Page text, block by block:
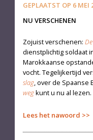
GEPLAATST OP 6 MEI
NU VERSCHENEN
Zojuist verschenen:
dienstplichtig soldaat
Marokkaanse
vocht. Tegelijkertijd
slag, over de Spaanse
wegkunt u nu al lezen.
Lees het nawoord